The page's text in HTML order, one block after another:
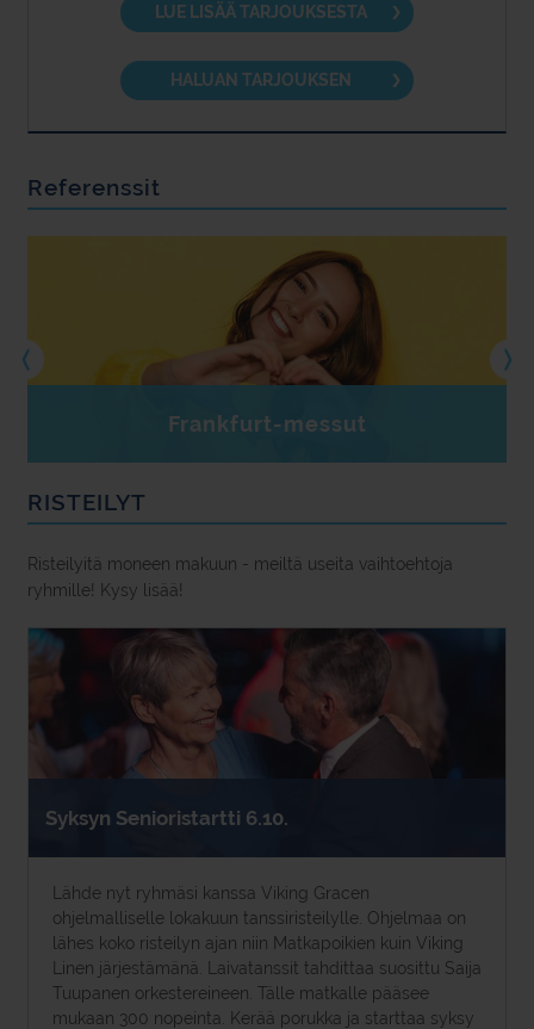
LUE LISÄÄ TARJOUKSESTA
HALUAN TARJOUKSEN
Referenssit
Frankfurt-messut
RISTEILYT
Risteilyitä moneen makuun - meiltä useita vaihtoehtoja
ryhmille! Kysy lisää!
Syksyn Senioristartti 6.10.
Lähde nyt ryhmäsi kanssa Viking Gracen
ohjelmalliselle lokakuun tanssiristeilylle. Ohjelmaa on
lähes koko risteilyn ajan niin Matkapoikien kuin Viking
Linen järjestämänä. Laivatanssit tahdittaa suosittu Saija
Tuupanen orkestereineen. Tälle matkalle pääsee
mukaan 300 nopeinta. Kerää porukka ja starttaa syksy